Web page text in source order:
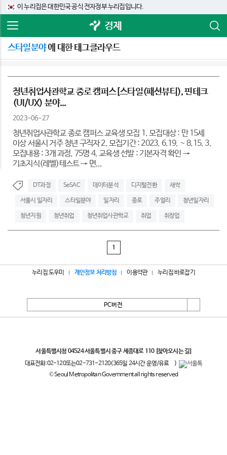
이 누리집은 대한민국 공식 전자정부 누리집입니다.
경제
스타일분야에 대한 태그클라우드
청년취업사관학교 종로 캠퍼스[스타일(패션뷰티), 핀테크
(UI/UX) 분야...
2023-06-27
청년취업사관학교 종로 캠퍼스 교육생 모집 1. 모집대상 : 만 15세
이상 서울시 거주 청년 구직자 2. 모집기간 : 2023. 6.19. ~ 8.15. 3.
모집내용 : 3개 과정, 75명 4. 교육생 선발 : 기본자격 확인 →
기초지식(레벨)테스트 → 면...
DT과정 SeSAC 데이터분석 디지털전환 새싹
서울시 일자리 스타일분야 일자리 종로 주얼리 청년일자리
청년지원 청년취업 청년취업사관학교 취업 취창업
1
누리집 도우미 개인정보 처리방침 이용약관 누리집 바로잡기
PC버전
서울특별시청 04524 서울특별시 중구 세종대로 110 [찾아오시는 길]
대표전화:02-120또는02-731-2120(365일 24시간 운영/유료
)
© Seoul Metropolitan Government all rights reserved